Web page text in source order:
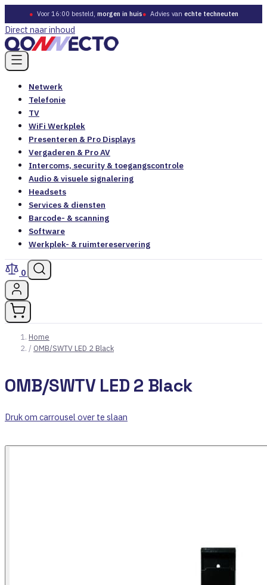
● Voor 16:00 besteld, morgen in huis● Advies van echte techneuten
Direct naar inhoud
Netwerk
Telefonie
TV
WiFi Werkplek
Presenteren & Pro Displays
Vergaderen & Pro AV
Intercoms, security & toegangscontrole
Audio & visuele signalering
Headsets
Services & diensten
Barcode- & scanning
Software
Werkplek- & ruimtereservering
0
Home
/ OMB/SWTV LED 2 Black
OMB/SWTV LED 2 Black
Druk om carrousel over te slaan